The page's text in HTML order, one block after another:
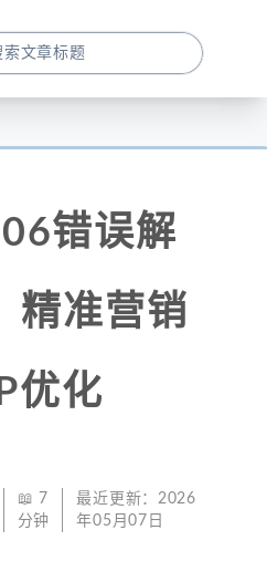
错误解
精准营销
优化
📖 7
分钟
最近更新： 2026
年05月07日